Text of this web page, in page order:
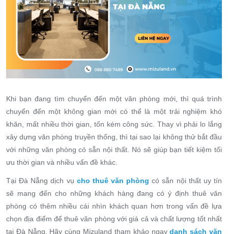
Khi bạn đang tìm chuyển đến một văn phòng mới, thì quá trình
chuyển đến một không gian mới có thể là một trải nghiệm khó
khăn, mất nhiều thời gian, tốn kém công sức. Thay vì phải lo lắng
xây dựng văn phòng truyền thống, thì tại sao lại không thử bắt đầu
với những văn phòng có sẵn nội thất. Nó sẽ giúp bạn tiết kiệm tối
ưu thời gian và nhiều vấn đề khác.
Tại Đà Nẵng dịch vụ cho thuê văn phòng có sẵn nội thất uy tín
sẽ mang đến cho những khách hàng đang có ý định thuê văn
phòng có thêm nhiều cái nhìn khách quan hơn trong vấn đề lựa
chọn địa điểm để thuê văn phòng với giá cả và chất lượng tốt nhất
tại Đà Nẵng. Hãy cùng Mizuland tham khảo ngay danh sách văn